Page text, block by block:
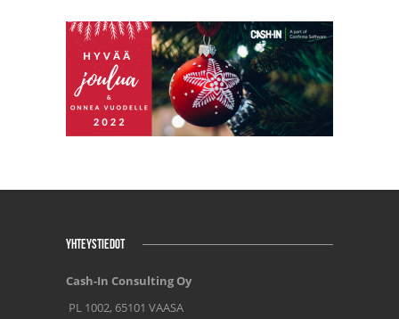
YHTEYSTIEDOT
Cash-In Consulting Oy
PL 1002, 65101 VAASA